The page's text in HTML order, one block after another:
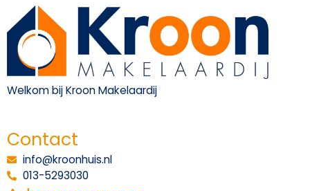
Welkom bij Kroon Makelaardij
Contact
info@kroonhuis.nl
013-5293030